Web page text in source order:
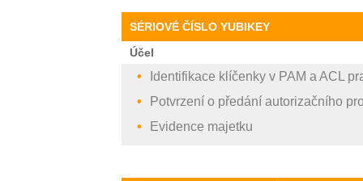
SÉRIOVÉ ČÍSLO YUBIKEY
Účel
Identifikace klíčenky v PAM a ACL
Potvrzení o předání autorizačního
Evidence majetku